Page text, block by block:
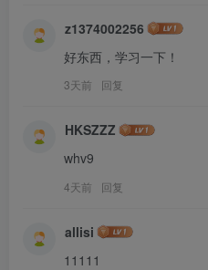
z1374002256
好东西，学习一下！
3天前 回复
HKSZZZ
whv9
4天前 回复
allisi
11111